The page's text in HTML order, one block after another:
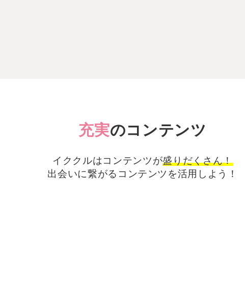
充実のコンテンツ
イククルはコンテンツが盛りだくさん！
出会いに繋がる コンテンツを活用しよう！